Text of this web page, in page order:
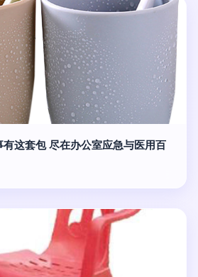
这套包 尽在办公室应急与医用百